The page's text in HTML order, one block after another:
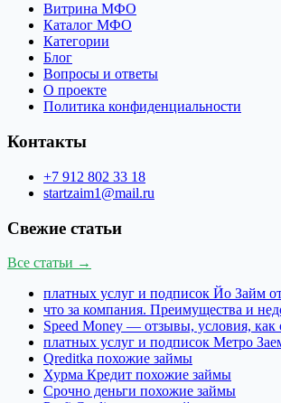
Витрина МФО
Каталог МФО
Категории
Блог
Вопросы и ответы
О проекте
Политика конфиденциальности
Контакты
+7 912 802 33 18
startzaim1@mail.ru
Свежие статьи
Все статьи →
платных услуг и подписок Йо Займ
что за компания. Преимущества и
Speed Money — отзывы, условия, как
платных услуг и подписок Метро
Qreditka похожие займы
Хурма Кредит похожие займы
Срочно деньги похожие займы